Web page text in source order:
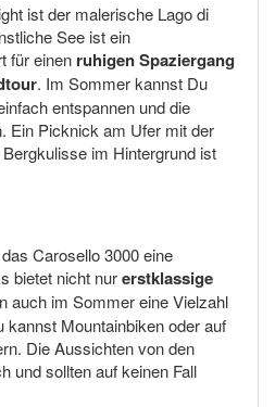
ist der malerische Lago di
See ist ein
für einen ruhigen Spaziergang
. Im Sommer kannst Du
entspannen und die
Ein Picknick am Ufer mit der
im Hintergrund ist
Carosello 3000 eine
bietet nicht nurerstklassige
auch im Sommer eine Vielzahl
kannst Mountainbiken oder auf
Die Aussichten von den
und sollten auf keinen Fall